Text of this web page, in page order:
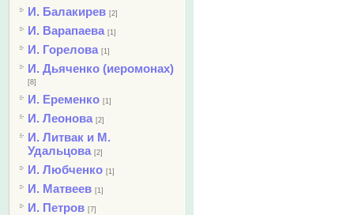
И. Балакирев [2]
И. Варапаева [1]
И. Горелова [1]
И. Дьяченко (иеромонах)
[8]
И. Еременко [1]
И. Леонова [2]
И. Литвак и М.
Удальцова [2]
И. Любченко [1]
И. Матвеев [1]
И. Петров [7]